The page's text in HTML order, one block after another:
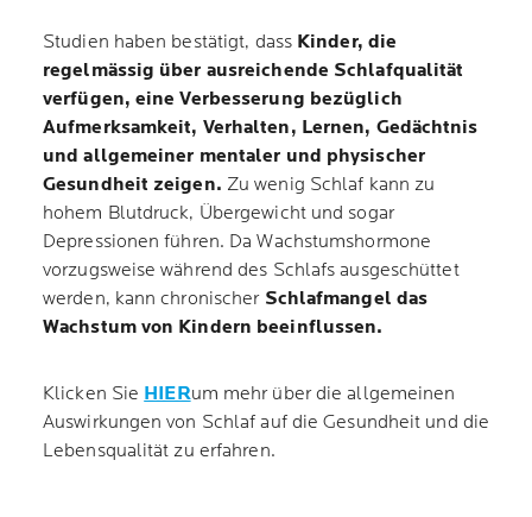
Studien haben bestätigt, dassKinder, die
regelmässig über ausreichende Schlafqualität
verfügen, eine Verbesserung bezüglich
Aufmerksamkeit, Verhalten, Lernen, Gedächtnis
und allgemeiner mentaler und physischer
Gesundheit zeigen. Zu wenig Schlaf kann zu
hohem Blutdruck, Übergewicht und sogar
Depressionen führen. Da Wachstumshormone
vorzugsweise während des Schlafs ausgeschüttet
werden, kann chronischer Schlafmangel das
Wachstum von Kindern beeinflussen.
Klicken Sie HIERum mehr über die allgemeinen
Auswirkungen von Schlaf auf die Gesundheit und die
Lebensqualität zu erfahren.